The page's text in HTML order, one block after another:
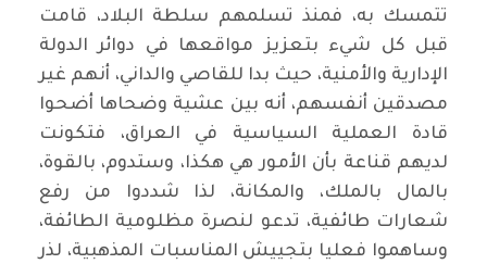
تتمسك به، فمنذ تسلمهم سلطة البلاد، قامت
قبل كل شيء بتعزيز مواقعها في دوائر الدولة
الإدارية والأمنية، حيث بدا للقاصي والداني، أنهم غير
مصدقين أنفسهم، أنه بين عشية وضحاها أضحوا
قادة العملية السياسية في العراق، فتكونت
لديهم قناعة بأن الأمور هي هكذا، وستدوم، بالقوة،
بالمال بالملك، والمكانة، لذا شددوا من رفع
شعارات طائفية، تدعو لنصرة مظلومية الطائفة،
وساهموا فعليا بتجييش المناسبات المذهبية، لذر